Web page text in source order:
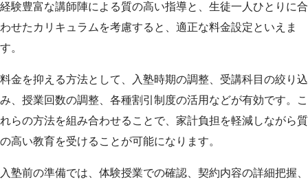
経験豊富な講師陣による質の高い指導と、生徒一人ひとりに合
わせたカリキュラムを考慮すると、適正な料金設定といえま
す。
料金を抑える方法として、入塾時期の調整、受講科目の絞り込
み、授業回数の調整、各種割引制度の活用などが有効です。こ
れらの方法を組み合わせることで、家計負担を軽減しながら質
の高い教育を受けることが可能になります。
入塾前の準備では、体験授業での確認、契約内容の詳細把握、